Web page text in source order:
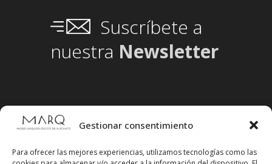
Gestionar consentimiento
Para ofrecer las mejores experiencias, utilizamos tecnologías como las
Suscríbete a
nuestra Newsletter